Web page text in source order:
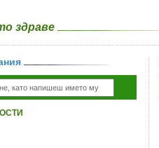
здраве